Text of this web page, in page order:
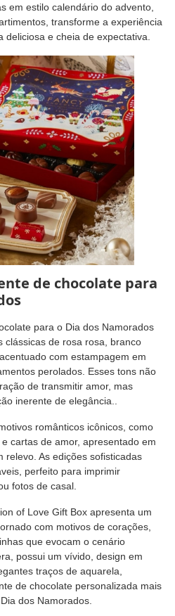
em estilo calendário do advento,
transforme a experiência
e cheia de expectativa.
de chocolate para
para o Dia dos Namorados
clássicas de rosa rosa, branco
com estampagem em
perolados. Esses tons não
de transmitir amor, mas
inerente de elegância..
românticos icônicos, como
cartas de amor, apresentado em
relevo. As edições sofisticadas
perfeito para imprimir
fotos de casal.
of Love Gift Box apresenta um
com motivos de corações,
que evocam o cenário
possui um vívido, design em
traços de aquarela,
de chocolate personalizada mais
dos Namorados.